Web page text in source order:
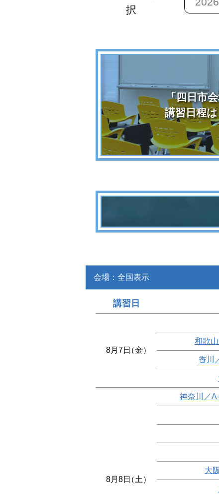
択
「四日市
講習日程
会場：全国表示
講習日
8月7日（金）
和歌
香川
8月8日（土）
神奈川／
大